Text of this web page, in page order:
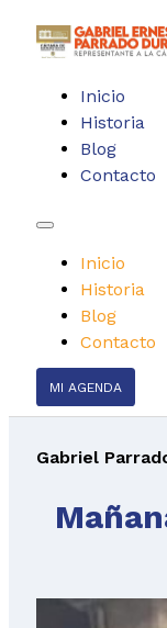
Inicio
Historia
Blog
Contacto
Inicio
Historia
Blog
Contacto
MI AGENDA
Gabriel